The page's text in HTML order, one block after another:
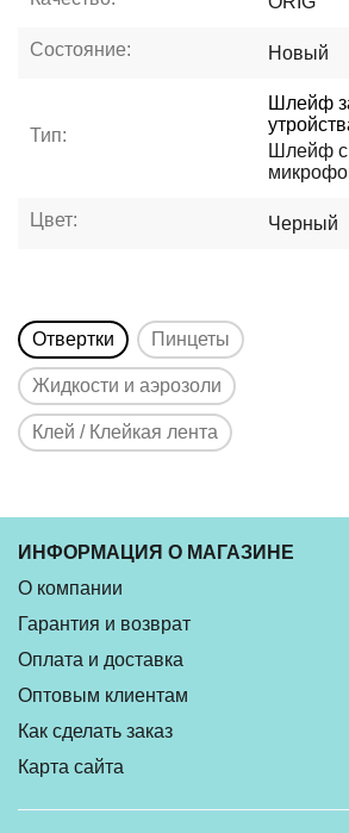
Состояние: Новый
Тип:
Шлейф
Шлейф с
Цвет: Черный
Отвертки Пинцеты
Жидкости и аэрозоли
Клей / Клейкая лента
ИНФОРМАЦИЯ О МАГАЗИНЕ
О компании
Гарантия и возврат
Оплата и доставка
Оптовым клиентам
Как сделать заказ
Карта сайта